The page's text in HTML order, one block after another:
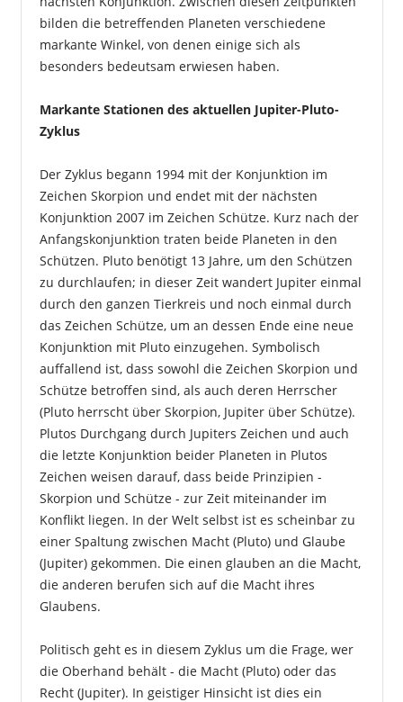
bilden die betreffenden Planeten verschiedene
markante Winkel, von denen einige sich als
besonders bedeutsam erwiesen haben.
Markante Stationen des aktuellen Jupiter-Pluto-
Zyklus
Der Zyklus begann 1994 mit der Konjunktion im
Zeichen Skorpion und endet mit der nächsten
Konjunktion 2007 im Zeichen Schütze. Kurz nach der
Anfangskonjunktion traten beide Planeten in den
Schützen. Pluto benötigt 13 Jahre, um den Schützen
zu durchlaufen; in dieser Zeit wandert Jupiter einmal
durch den ganzen Tierkreis und noch einmal durch
das Zeichen Schütze, um an dessen Ende eine neue
Konjunktion mit Pluto einzugehen. Symbolisch
auffallend ist, dass sowohl die Zeichen Skorpion und
Schütze betroffen sind, als auch deren Herrscher
(Pluto herrscht über Skorpion, Jupiter über Schütze).
Plutos Durchgang durch Jupiters Zeichen und auch
die letzte Konjunktion beider Planeten in Plutos
Zeichen weisen darauf, dass beide Prinzipien -
Skorpion und Schütze - zur Zeit miteinander im
Konflikt liegen. In der Welt selbst ist es scheinbar zu
einer Spaltung zwischen Macht (Pluto) und Glaube
(Jupiter) gekommen. Die einen glauben an die Macht,
die anderen berufen sich auf die Macht ihres
Glaubens.
Politisch geht es in diesem Zyklus um die Frage, wer
die Oberhand behält - die Macht (Pluto) oder das
Recht (Jupiter). In geistiger Hinsicht ist dies ein